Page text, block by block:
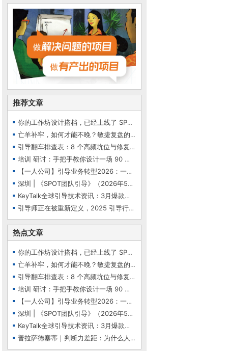
推荐文章
你的工作坊设计搭档，已经上线了 SPOT 会议提效智…
亡羊补牢，如何才能不晚？敏捷复盘的5大核心问题…
引导翻车排查表：8 个高频坑位与修复指南
培训 研讨：手把手教你设计一场 90 分钟「微引导…
【一人公司】引导业务转型2026：一位身在欧洲的资…
深圳 | 《SPOT团队引导》（2026年5月29-31日）
KeyTalk全球引导技术资讯：3月爆款精选（Top6）—…
引导师正在被重新定义，2025 引导行业七大趋势：…
热点文章
你的工作坊设计搭档，已经上线了 SPOT 会议提效智…
亡羊补牢，如何才能不晚？敏捷复盘的5大核心问题…
引导翻车排查表：8 个高频坑位与修复指南
培训 研讨：手把手教你设计一场 90 分钟「微引导…
【一人公司】引导业务转型2026：一位身在欧洲的资…
深圳 | 《SPOT团队引导》（2026年5月29-31日）
KeyTalk全球引导技术资讯：3月爆款精选（Top6）—…
普拉萨德塞蒂｜判断力差距：为什么人类判断力是人…